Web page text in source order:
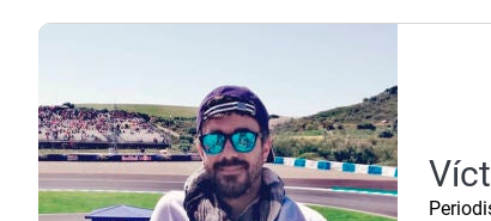
Como el perro y el
gato
Equipo de investigación
Operación Viuda
Negra
País